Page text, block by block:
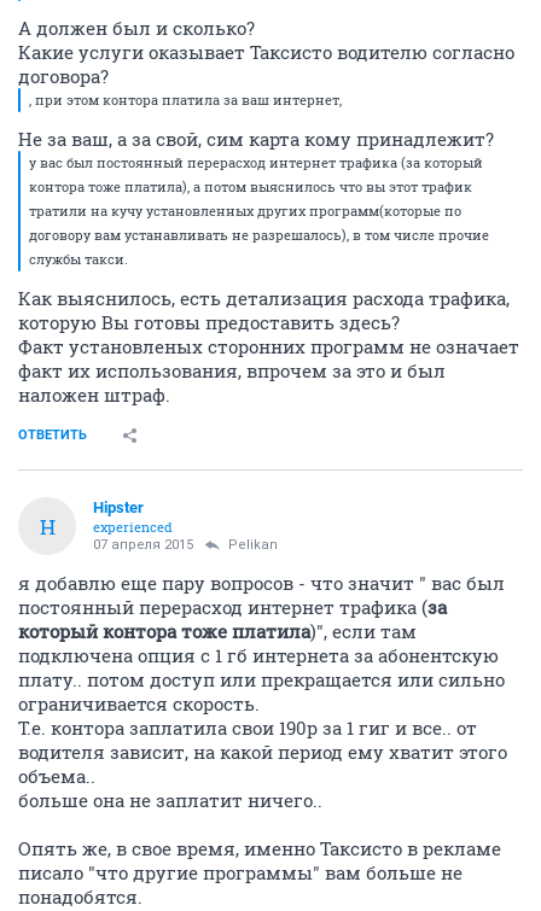
А должен был и сколько?
Какие услуги оказывает Таксисто водителю согласно
договора?
, при этом контора платила за ваш интернет,
Не за ваш, а за свой, сим карта кому принадлежит?
у вас был постоянный перерасход интернет трафика (за который
контора тоже платила), а потом выяснилось что вы этот трафик
тратили на кучу установленных других программ(которые по
договору вам устанавливать не разрешалось), в том числе прочие
службы такси.
Как выяснилось, есть детализация расхода трафика,
которую Вы готовы предоставить здесь?
Факт установленых сторонних программ не означает
факт их использования, впрочем за это и был
наложен штраф.
ОТВЕТИТЬ
H
Hipster
experienced
07 апреля 2015 Pelikan
я добавлю еще пару вопросов - что значит " вас был
постоянный перерасход интернет трафика (за
который контора тоже платила)", если там
подключена опция с 1 гб интернета за абонентскую
плату.. потом доступ или прекращается или сильно
ограничивается скорость.
Т.е. контора заплатила свои 190р за 1 гиг и все.. от
водителя зависит, на какой период ему хватит этого
объема..
больше она не заплатит ничего..
Опять же, в свое время, именно Таксисто в рекламе
писало "что другие программы" вам больше не
понадобятся.